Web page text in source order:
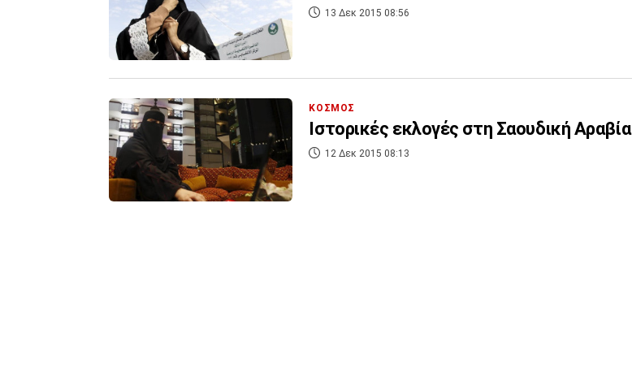
13 Δεκ 2015 08:56
ΚΟΣΜΟΣ
Ιστορικές εκλογές στη Σαουδική Αραβία
12 Δεκ 2015 08:13